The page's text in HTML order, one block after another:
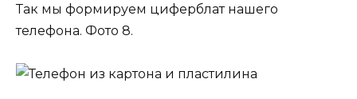
Так мы формируем циферблат нашего
телефона. Фото 8.